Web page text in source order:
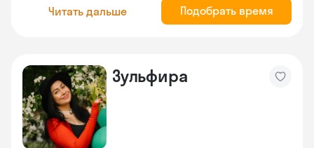
Читать дальше Подобрать время
Зульфира